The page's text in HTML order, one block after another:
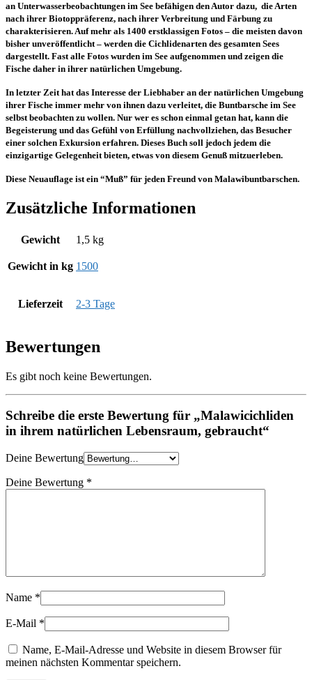
an Unterwasserbeobachtungen im See befähigen den Autor dazu, die Arten
nach ihrer Biotoppräferenz, nach ihrer Verbreitung und Färbung zu
charakterisieren. Auf mehr als 1400 erstklassigen Fotos – die meisten davon
bisher unveröffentlicht – werden die Cichlidenarten des gesamten Sees
dargestellt. Fast alle Fotos wurden im See aufgenommen und zeigen die
Fische daher in ihrer natürlichen Umgebung.
In letzter Zeit hat das Interesse der Liebhaber an der natürlichen Umgebung
ihrer Fische immer mehr von ihnen dazu verleitet, die Buntbarsche im See
selbst beobachten zu wollen. Nur wer es schon einmal getan hat, kann die
Begeisterung und das Gefühl von Erfüllung nachvollziehen, das Besucher
einer solchen Exkursion erfahren. Dieses Buch soll jedoch jedem die
einzigartige Gelegenheit bieten, etwas von diesem Genuß mitzuerleben.
Diese Neuauflage ist ein “Muß” für jeden Freund von Malawibuntbarschen.
Zusätzliche Informationen
Gewicht 1,5 kg
Gewicht in kg 1500
Lieferzeit 2-3 Tage
Bewertungen
Es gibt noch keine Bewertungen.
Schreibe die erste Bewertung für „Malawicichliden
in ihrem natürlichen Lebensraum, gebraucht“
Deine Bewertung
Deine Bewertung *
Name *
E-Mail *
Name, E-Mail-Adresse und Website in diesem Browser für
meinen nächsten Kommentar speichern.